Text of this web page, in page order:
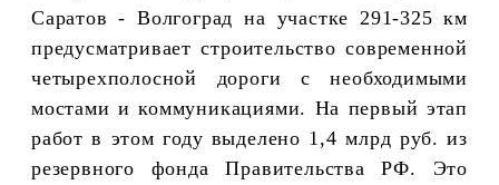
Саратов - Волгоград на участке 291-325 км
предусматривает строительство современной
четырехполосной дороги с необходимыми
мостами и коммуникациями. На первый этап
работ в этом году выделено 1,4 млрд руб. из
резервного фонда Правительства РФ. Это